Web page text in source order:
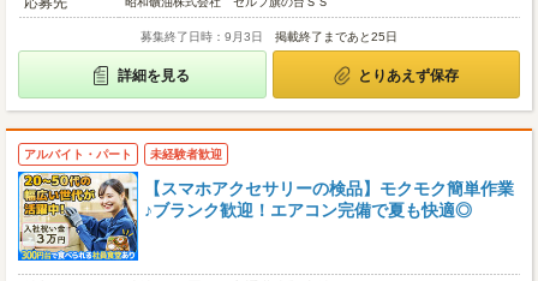
募集終了日時：9月3日 掲載終了まであと25日
詳細を見る とりあえず保存
アルバイト・パート 未経験者歓迎
【スマホアクセサリーの検品】モクモク簡単作業
♪ブランク歓迎！エアコン完備で夏も快適◎